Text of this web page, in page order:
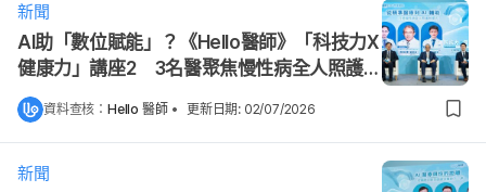
新聞
AI助「數位賦能」？《Hello醫師》「科技力X
健康力」講座2 3名醫聚焦慢性病全人照護新
模式
資料查核： Hello 醫師 • 更新日期: 02/07/2026
新聞